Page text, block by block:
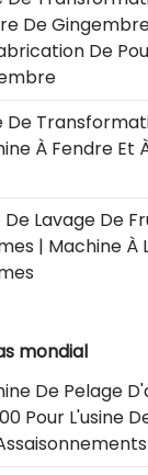
De
De
De
À Fendre Et
De Lavage De
| Machine À
mondial
De Pelage
Pour L'usine